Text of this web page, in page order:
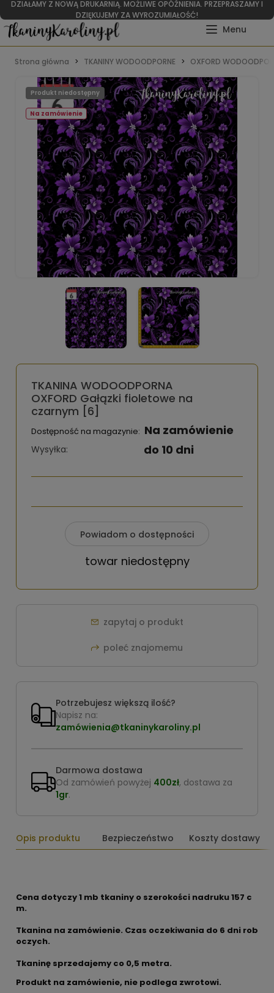
DZIAŁAMY Z NOWĄ DRUKARNIĄ. MOŻLIWE OPÓŹNIENIA. PRZEPRASZAMY I
DZIĘKUJEMY ZA WYROZUMIAŁOŚĆ!
Strona główna TKANINY WODOODPORNE OXFORD
Na zamówienie
Produkt niedostępny
TKANINA WODOODPORNA
OXFORD Gałązki fioletowe na
czarnym [6]
Dostępność na magazynie: Na zamówienie
Wysyłka: do 10 dni
Powiadom o dostępności
towar niedostępny
zapytaj o produkt
poleć znajomemu
Potrzebujesz większą ilość?
Napisz na:
zamówienia@tkaninykaroliny.pl
Darmowa dostawa
Od zamówień powyżej 400zł, dostawa za
1gr.
Opis produktu Bezpieczeństwo Koszty dostawy
Cena dotyczy 1 mb tkaniny o szerokości nadruku 157 c
m.
Tkanina na zamówienie. Czas oczekiwania do 6 dni rob
oczych.
Tkaninę sprzedajemy co 0,5 metra.
Produkt na zamówienie, nie podlega zwrotowi.